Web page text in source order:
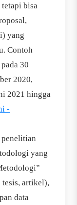
bisa
yang
Contoh
30
2020,
2021 hingga
-
yang
tesis, artikel),
data